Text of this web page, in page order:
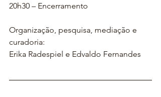
20h30 – Encerramento
Organização, pesquisa, mediação e
curadoria:
Erika Radespiel e Edvaldo Fernandes